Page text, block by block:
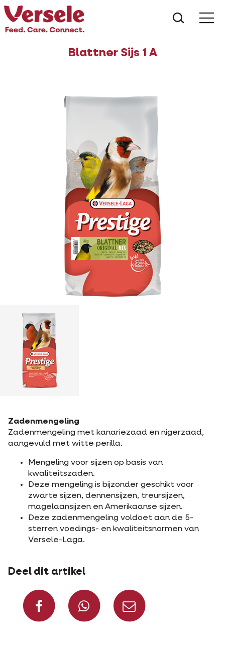
Blattner Sijs 1 A
Zadenmengeling
Zadenmengeling met kanariezaad en nigerzaad,
aangevuld met witte perilla.
Mengeling voor sijzen op basis van
kwaliteitszaden.
Deze mengeling is bijzonder geschikt voor
zwarte sijzen, dennensijzen, treursijzen,
magelaansijzen en Amerikaanse sijzen.
Deze zadenmengeling voldoet aan de 5-
sterren voedings- en kwaliteitsnormen van
Versele-Laga.
Deel dit artikel
Deel op Facebook
Deel via